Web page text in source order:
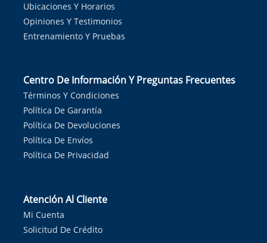
Ubicaciones Y Horarios
Opiniones Y Testimonios
Entrenamiento Y Pruebas
Centro De Información Y Preguntas Frecuentes
Términos Y Condiciones
Política De Garantía
Política De Devoluciones
Política De Envíos
Política De Privacidad
Atención Al Cliente
Mi Cuenta
Solicitud De Crédito